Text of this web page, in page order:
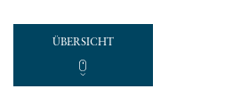
Neues Kundenkonto
NEUEN ACCOUNT
ÜBERSICHT